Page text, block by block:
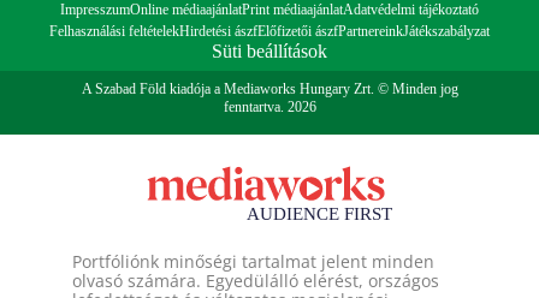
ImpresszumOnline médiaajánlatPrint médiaajánlatAdatvédelmi tájékoztató
Felhasználási feltételekHirdetési ászfElőfizetői ászfPartnereinkJátékszabályzat
Süti beállítások
A Szabad Föld kiadója a Mediaworks Hungary Zrt. © Minden jog
fenntartva. 2026
Portfóliónk minőségi tartalmat jelent minden
olvasó számára. Egyedülálló elérést, országos